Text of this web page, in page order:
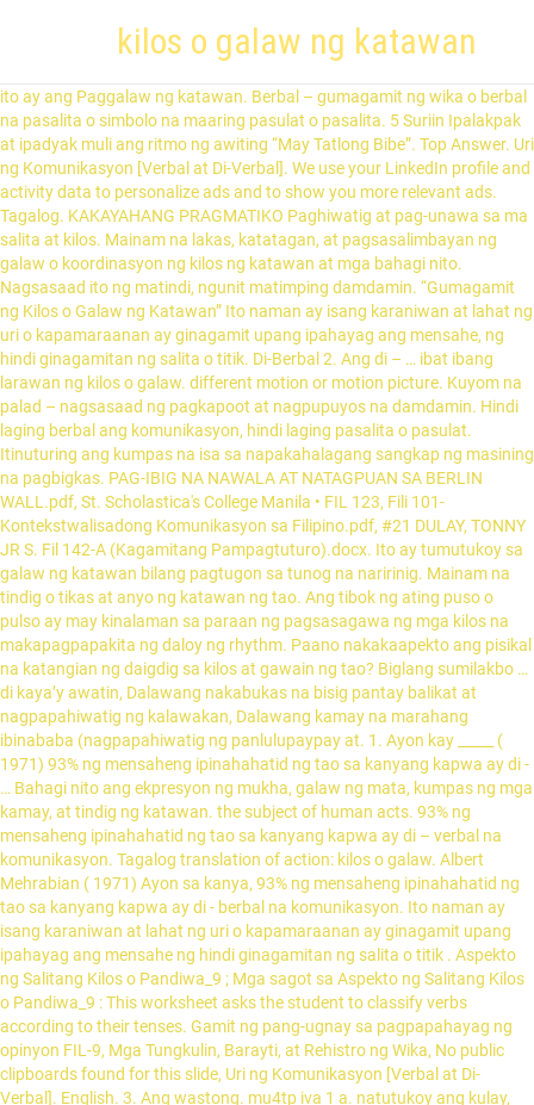
kilos o galaw ng katawan
ito ay ang Paggalaw ng katawan. Berbal – gumagamit ng wika o berbal na pasalita o simbolo na maaring pasulat o pasalita. 5 Suriin Ipalakpak at ipadyak muli ang ritmo ng awiting “May Tatlong Bibe”. Top Answer. Uri ng Komunikasyon [Verbal at Di-Verbal]. We use your LinkedIn profile and activity data to personalize ads and to show you more relevant ads. Tagalog. KAKAYAHANG PRAGMATIKO Paghiwatig at pag-unawa sa ma salita at kilos. Mainam na lakas, katatagan, at pagsasalimbayan ng galaw o koordinasyon ng kilos ng katawan at mga bahagi nito. Nagsasaad ito ng matindi, ngunit matimping damdamin. “Gumagamit ng Kilos o Galaw ng Katawan” Ito naman ay isang karaniwan at lahat ng uri o kapamaraanan ay ginagamit upang ipahayag ang mensahe, ng hindi ginagamitan ng salita o titik. Di-Berbal 2. Ang di – … ibat ibang larawan ng kilos o galaw. different motion or motion picture. Kuyom na palad – nagsasaad ng pagkapoot at nagpupuyos na damdamin. Hindi laging berbal ang komunikasyon, hindi laging pasalita o pasulat. Itinuturing ang kumpas na isa sa napakahalagang sangkap ng masining na pagbigkas. PAG-IBIG NA NAWALA AT NATAGPUAN SA BERLIN WALL.pdf, St. Scholastica's College Manila • FIL 123, Fili 101-Kontekstwalisadong Komunikasyon sa Filipino.pdf, #21 DULAY, TONNY JR S. Fil 142-A (Kagamitang Pampagtuturo).docx. Ito ay tumutukoy sa galaw ng katawan bilang pagtugon sa tunog na naririnig. Mainam na tindig o tikas at anyo ng katawan ng tao. Ang tibok ng ating puso o pulso ay may kinalaman sa paraan ng pagsasagawa ng mga kilos na makapagpapakita ng daloy ng rhythm. Paano nakakaapekto ang pisikal na katangian ng daigdig sa kilos at gawain ng tao? Biglang sumilakbo … di kaya’y awatin, Dalawang nakabukas na bisig pantay balikat at nagpapahiwatig ng kalawakan, Dalawang kamay na marahang ibinababa (nagpapahiwatig ng panlulupaypay at. 1. Ayon kay _____ ( 1971) 93% ng mensaheng ipinahahatid ng tao sa kanyang kapwa ay di - … Bahagi nito ang ekpresyon ng mukha, galaw ng mata, kumpas ng mga kamay, at tindig ng katawan. the subject of human acts. 93% ng mensaheng ipinahahatid ng tao sa kanyang kapwa ay di – verbal na komunikasyon. Tagalog translation of action: kilos o galaw. Albert Mehrabian ( 1971) Ayon sa kanya, 93% ng mensaheng ipinahahatid ng tao sa kanyang kapwa ay di - berbal na komunikasyon. Ito naman ay isang karaniwan at lahat ng uri o kapamaraanan ay ginagamit upang ipahayag ang mensahe ng hindi ginagamitan ng salita o titik . Aspekto ng Salitang Kilos o Pandiwa_9 ; Mga sagot sa Aspekto ng Salitang Kilos o Pandiwa_9 : This worksheet asks the student to classify verbs according to their tenses. Gamit ng pang-ugnay sa pagpapahayag ng opinyon FIL-9, Mga Tungkulin, Barayti, at Rehistro ng Wika, No public clipboards found for this slide, Uri ng Komunikasyon [Verbal at Di-Verbal]. English. 3. Ang wastong. mu4tp iva 1 a. natutukoy ang kulay, linya, at hugis na ginagamit sa paggawa ng sariling disenyo. BILINGGUWAL o POLYGLOT Ang wika ay may katumbas na kilos o galaw ng katawan, asal at damdamin. POSISYON AT KILOS NG KATAWAN. Ang kumpas ng kaugalian na tumutukoy sa kaugalian ng mga tao. Minnie Rose B. Davis. Galaw ng Katawan (Kinesics) - Pag-aaral ng kilos at galaw ng katawan. Pe 2 First Quarter Week 3 4 Hugis At Galaw Ng Katawan Youtube. Ako’y guro, isang gurong tungkulin ay taimtim, Maputi na ang buhok kong dati rati’y maitim, Ang tudling ng katandaan sa noo ko’y mapapansin, At ang ilaw ng mata ko’y malapit nang mangulimlim, Ang pisngi kong kulay rosas ay maputla na at laing, Pati puso’t kaluluwa’y sa langit nakatingin. See our Privacy Policy and User Agreement for details. Ang isang rhythmic pattern ay binubuo ng mga tunog na naririnig at di naririnig ayon sa kumpas o … Ginagamit kung nais bigyan ng diin ang pagkakaugnay ng diwa. DI-BERBAL - hindi ito gumagamit ng salitang bagkus naipapakita ang mensaheng nais iparating sa kausap sa pamamagitan ng kilos o galaw ng katawan. Ang tibok na ating puso o pulso ay may kinalaman sa pagsasagawa ng mga kilos na makapagpapakita ng daloy ng rhythm. Last Update: 2015-10-27 Usage Frequency: 1 Quality: Reference: Anonymous. See our User Agreement and Privacy Policy. DDII--VVEERRBBAALL “Gumagamit ng Kilos o Galaw ng Katawan” • Ito naman ay isang karaniwan at lahat ng uri o kapamaraanan ay ginagamit upang ipahayag ang mensahe, ng hindi ginagamitan ng salita o titik. Balikat Ulo ... P __ I K O T ang galaw ng mga kamay ng orasan. kalidad ng kilos ng mata. Asked by Wiki User. Ang anyo o ekspresyon ng mukha ay kailangang iangkop sa, kaisipan at damdaming ibig bigyang-diin ng kumpas at nais ilarawan. 4. VVEERRBBAALL AATT DDII--VVEERRBBAALL Ang mga ehersisyong pampainit (Ingles: warm-up exercises) ay ang mga galaw na isinasagawa bago ang pagganap ng mga ehersisyong pangkatawan upang buhayin ang nahihimbing na lakas ng mga kalamnan ng katawan. Di verbal - Kapag hindi ito gumagamit ng salita bagkus ginagamitan ito ng mga kilos o galaw ng katawan upang maiparating ang mensahe sa kausap. Slideshare uses cookies to improve functionality and performance, and to provide you with relevant advertising. Looks like you’ve clipped this slide to already. Ang kahulugan ng sinasabi a nakabatay sa kinikilos ng kausap. Galaw ng Katawan na ginagamit sa Di-verbal na Komunikasyon c. Kumpas Ang kamay at ang galaw ng katawan ay maraming bagay at kapamaraanang magagawa katulad ng pagsenyas, pagsang-ayon o pagtutol, magpakita ng kasiyahan o papuri, pananakit, paghingi ng paumanhin o makikipag-alitan,mga pagpapakita This preview shows page 6 - 9 out of 9 pages. 1. Pag-aaral ng kilos at galaw ng katawan Pag-aaral sa ekspresyon ng mukha Pag-aaral sa galaw ng mata bilang gamit sa komunikasyon Pag-aaral ng komunikatibong gamit ng espasyo Pag-aaral sa mga paghawak o pandama na naghahatid ng mensahe Pag-aaral na tumutukoy kung paanong ang oras ay nakaaapekto sa komunikasyon. Nais ng mga mananaliksik na makita kung gaano kalaki ang link sa pagitan ng katayuan sa sosyo-ekonomiko at pag-gesturing ng bata ay ipinaliwanag ng mga galaw ng magulang. 23 Yunit 2: Pag-alam sa Espasyong Gagalawan Modyul 4: Pag-alam sa Pansarili at Kinesics – tumutukoy sa kilos at galaw ng katawan sapagkat may ibinibigay na kahulugan ito. Ang mukha ang pinakamahalaga sa pakikipagtalastasang hindi ginagamitan ng wika. Kamatayan ay sinuong, sinagupa ang panganib…! Ngunit pagkatapos…ng daang taong alipin…. ibat ibang larawan ng kilos o galaw image. picture of motion of non-locomotor. Itinuturing ang kumpas na isa sa napakahalagang sangkap ng masining na pagbigkas. Tuhod 3. Last Update: 2015-07-16 Usage Frequency: 1 Quality: Reference: Anonymous. Ang isang rhythmic pattern ay binubuo ng mga tunog na naririnig at di naririnig ayon sa kumpas o time-meter nito. Ito ay ginagamitan ng wika o salita at mga letrang sumisimbolo sa kahulugan ng mga mensahe. You can change your ad preferences anytime. If you continue browsing the site, you agree to the use of cookies on this website. Sa pamamagitan ng pagkilos, naipararating ang mensahe sa taong kinakausap. Ang mabuting kumpas ay maluwag at maganda, iyong natural. alinmang bahagi ng katawan ng nagsasalita. Slideshare uses cookies to improve functionality and performance, and to provide you with relevant advertising. tl Maaaring sikapin ng isang manlilinlang na itago ang kaniyang kasinungalingan sa pamamagitan ng likong pananalita o galaw ng katawan. May kahulugan ang paggalaw na iba’t ibang bahagi ng ating katawan. May dalawang uri ng komunikasyon: ang verbal at di verbal. C. learning competencies objectives write the lc code for each nakatutugon sa tempo ng awitin ayon sa kilos o galaw. Ang wika rin ay imbakan- kuhanan ng nakaraan kaalaman ng isang kultura. Wiki User Answered . Ginagamit din ito sa pagbibigay-diin sa pagpapahayag. Ang ‘bait ibang anyo ng di-berbal na komunikasyon ay ang sumusunod: Kinesika (Kinesics) — tumutukoy sa kilos o galaw ng katawan. en Dogs walking the streets unattended are best left alone.—See the box “Dog Body Language ,” page 22. Halimbawa nito ang ekspresyon ng mukha, galaw ng mata, kamay, at paa. ... Kabilang sa mga ito ang mga galaw ng bibig at pag-iiling ng ulo o pagwawagwag ng kamay (2Ha 19:21; Aw 22:7; 44:14; 109:25; Zef 2:15), pagsampal sa mukha (Job 16:10; Mat 5:39; Ju 18:22), at pagbunot sa balbas ng iba . Paa 2. 10. b. If you continue browsing the site, you agree to the use of cookies on this website. * - 3007423 Karagdagang lakas o enerhiyang magagamit para sa mga gawaing pangkatawan at pangkaisipan. larawan ng mga kilos ng di- lokomotor. Tingnan ang kaniyang kilos, galaw ng mata, at tono ng boses તેમના હાવભાવ અને વાત કરવાની રીત પર ધ્યાન આપો ... Maaaring sikapin ng isang manlilinlang na itago ang kaniyang kasinungalingan sa pamamagitan ng likong pananalita o galaw ng katawan. Ang kilos ay tumutukoy sa isang paggalaw ng isang bahagi ng katawan, lalo na ang isang kamay o ulo habang ang posture ay tumutukoy sa paraan kung saan nakaposisyon ang iyong katawan kapag nakaupo ka o nakatayo. gumagamit ng kilos o galaw ng katawan Ito naman ay isang karaniwan at lahat ng uri o kapamaraanan ay ginagamit upang ipahayag ang mensahe ng hindi ginagamitan ng salita o titik . Ano ang galaw o kilos ng kwento? Ang Pagkumpas Ang kumpas ay anumang galaw o kilos ng alinmang bahagi ng katawan, Ang kumpas ay anumang galaw o kilos ng alinmang bahagi ng katawan na may laying, maghatid sa manonood ng damdamin ng tula at mailarawan ng buong linaw ang. Palad na nakataob – nagpapahiwatig ng galit, lalo na’t kung ito ay biglang ibababa. Pag-aaral ng kilos at galaw ng katawan. Clipping is a handy way to collect important slides you want to go back to later. Course Hero is not sponsored or endorsed by any college or university. Ang pagkumpas na paglalarawan na tumutukoy sa pagkumpas ng panggagaya o, Ginagamit ito sa panghahamak, pagkagalit, pagkapoot, at pagtawag ng pansin, Nakalahad na dalawang kamay at unti-unting itinataas. Gawain 1- Kilos ng Katawan Panuto: Iguhit ang kilos o ilarawan ang kilos na nalikha mo para sa awi